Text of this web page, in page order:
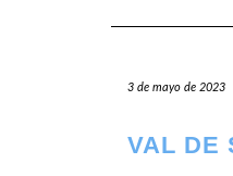
3 de mayo de 2023
VAL DE